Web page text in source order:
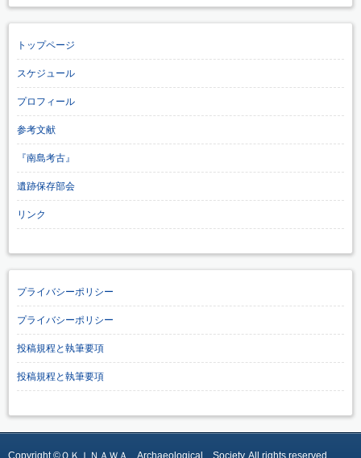
トップページ
スケジュール
プロフィール
参考文献
『南島考古』
遺跡保存部会
リンク
プライバシーポリシー
プライバシーポリシー
投稿規程と執筆要項
投稿規程と執筆要項
Copyright ©ＯＫＩＮＡＷＡ Archaeological Society, All rights reserved.